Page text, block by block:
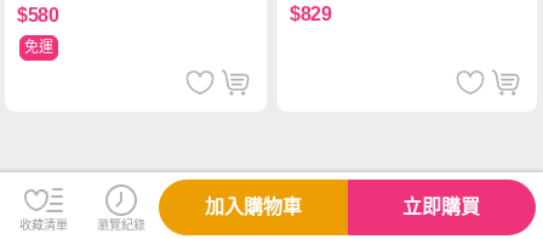
$580
免運
$829
收藏清單 瀏覽紀錄
加入購物車 立即購買